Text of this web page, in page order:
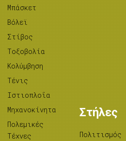
Μπάσκετ
Βόλεϊ
Στίβος
Tοξοβολία
Κολύμβηση
Τένις
Ιστιοπλοΐα
Μηχανοκίνητα
Πολεμικές
Τέχνες
Στήλες
Πολιτισμός